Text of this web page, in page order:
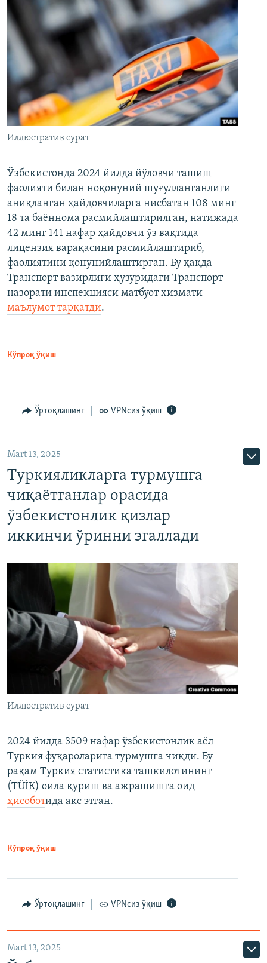
Иллюстратив сурат
Ўзбекистонда 2024 йилда йўловчи ташиш
фаолияти билан ноқонуний шуғулланганлиги
аниқланган ҳайдовчиларга нисбатан 108 минг
18 та баённома расмийлаштирилган, натижада
42 минг 141 нафар ҳайдовчи ўз вақтида
лицензия варақасини расмийлаштириб,
фаолиятини қонунийлаштирган. Бу ҳақда
Транспорт вазирлиги ҳузуридаги Транспорт
назорати инспекцияси матбуот хизмати
маълумот тарқатди.
Кўпроқ ўқиш
Ўртоқлашинг VPNсиз ўқиш
Mart 13, 2025
Туркияликларга турмушга
чиқаётганлар орасида
ўзбекистонлик қизлар
иккинчи ўринни эгаллади
Иллюстратив сурат
2024 йилда 3509 нафар ўзбекистонлик аёл
Туркия фуқароларига турмушга чиқди. Бу
рақам Туркия статистика ташкилотининг
(ТÜİК) оила қуриш ва ажрашишга оид
ҳисоботида акс этган.
Кўпроқ ўқиш
Ўртоқлашинг VPNсиз ўқиш
Mart 13, 2025